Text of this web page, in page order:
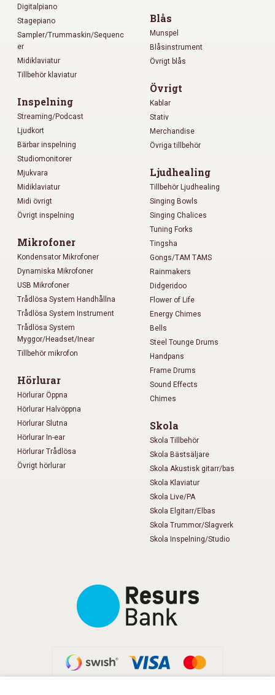
Digitalpiano
Stagepiano
Sampler/Trummaskin/Sequenc
er
Midiklaviatur
Tillbehör klaviatur
Inspelning
Streaming/Podcast
Ljudkort
Bärbar inspelning
Studiomonitorer
Mjukvara
Midiklaviatur
Midi övrigt
Övrigt inspelning
Mikrofoner
Kondensator Mikrofoner
Dynamiska Mikrofoner
USB Mikrofoner
Trådlösa System Handhållna
Trådlösa System Instrument
Trådlösa System
Myggor/Headset/Inear
Tillbehör mikrofon
Hörlurar
Hörlurar Öppna
Hörlurar Halvöppna
Hörlurar Slutna
Hörlurar In-ear
Hörlurar Trådlösa
Övrigt hörlurar
Blås
Munspel
Blåsinstrument
Övrigt blås
Övrigt
Kablar
Stativ
Merchandise
Övriga tillbehör
Ljudhealing
Tillbehör Ljudhealing
Singing Bowls
Singing Chalices
Tuning Forks
Tingsha
Gongs/TAM TAMS
Rainmakers
Didgeridoo
Flower of Life
Energy Chimes
Bells
Steel Tounge Drums
Handpans
Frame Drums
Sound Effects
Chimes
Skola
Skola Tillbehör
Skola Bästsäljare
Skola Akustisk gitarr/bas
Skola Klaviatur
Skola Live/PA
Skola Elgitarr/Elbas
Skola Trummor/Slagverk
Skola Inspelning/Studio